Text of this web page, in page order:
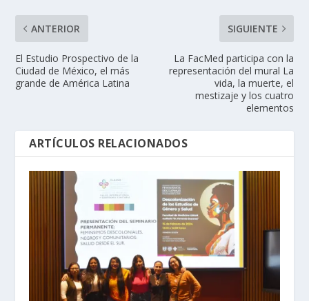
ANTERIOR
El Estudio Prospectivo de la
Ciudad de México, el más
grande de América Latina
SIGUIENTE
La FacMed participa con la
representación del mural La
vida, la muerte, el
mestizaje y los cuatro
elementos
ARTÍCULOS RELACIONADOS